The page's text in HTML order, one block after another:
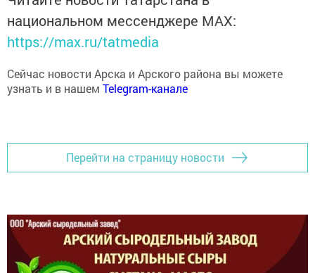
национальном мессенджере MАХ:
https://max.ru/tatmedia
узнать и в нашемTelegram-канале
Перейти на страницу новости